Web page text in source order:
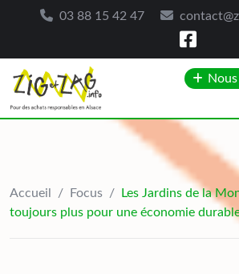
03 88 15 42 47
content
Accueil / Focus /
Les Jardins de la
toujours plus pour une économie